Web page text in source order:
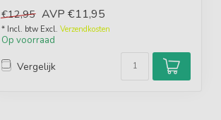
€12,95 AVP €11,95
* Incl. btw Excl. Verzendkosten
Op voorraad
Vergelijk